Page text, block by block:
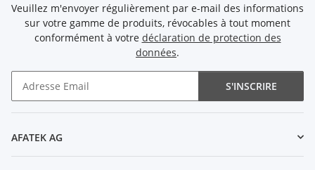
Veuillez m'envoyer régulièrement par e-mail des informations
sur votre gamme de produits, révocables à tout moment
conformément à votre déclaration de protection des
données.
S'INSCRIRE
AFATEK AG